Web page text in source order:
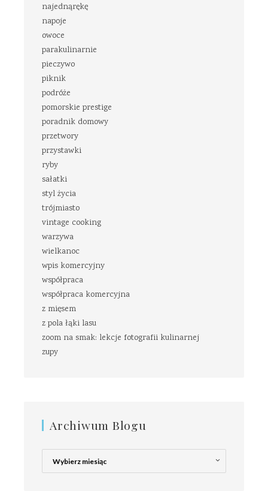
najednąrękę
napoje
owoce
parakulinarnie
pieczywo
piknik
podróże
pomorskie prestige
poradnik domowy
przetwory
przystawki
ryby
sałatki
styl życia
trójmiasto
vintage cooking
warzywa
wielkanoc
wpis komercyjny
współpraca
współpraca komercyjna
z mięsem
z pola łąki lasu
zoom na smak: lekcje fotografii kulinarnej
zupy
Archiwum Blogu
Archiwum
Blogu